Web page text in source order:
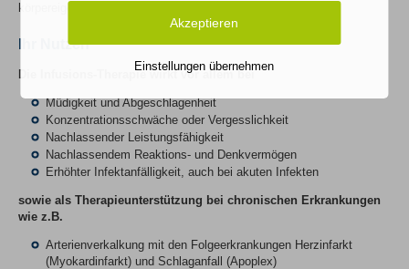
körpereigenen Regeneration.
Ihr Nutzen
Die Infusions-Therapie wirkt vor allem bei
Müdigkeit und Abgeschlagenheit
Konzentrationsschwäche oder Vergesslichkeit
Nachlassender Leistungsfähigkeit
Nachlassendem Reaktions- und Denkvermögen
Erhöhter Infektanfälligkeit, auch bei akuten Infekten
sowie als Therapieunterstützung bei chronischen Erkrankungen
wie z.B.
Arterienverkalkung mit den Folgeerkrankungen Herzinfarkt
(Myokardinfarkt) und Schlaganfall (Apoplex)
Akzeptieren
Einstellungen übernehmen